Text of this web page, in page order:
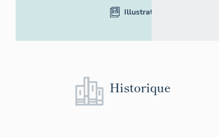
Illustrations
Historique